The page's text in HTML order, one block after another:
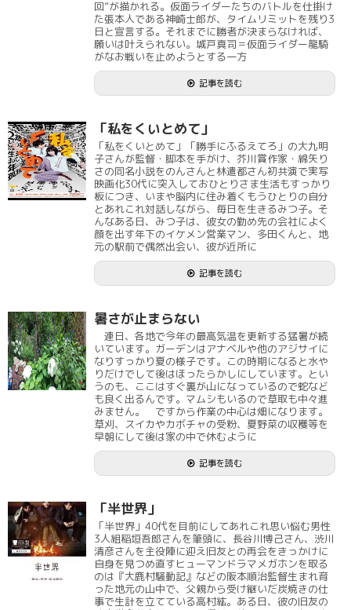
回”が描かれる。仮面ライダーたちのバトルを仕掛け
た張本人である神崎士郎が、タイムリミットを残り3
日と宣言する。それまでに勝者が決まらなければ、
願いは叶えられない。城戸真司＝仮面ライダー龍騎
がなお戦いを止めようとする一方
記事を読む
「私をくいとめて」
「私をくいとめて」「勝手にふるえてろ」の大九明
子さんが監督・脚本を手がけ、芥川賞作家・綿矢り
さの同名小説をのんさんと林遣都さん初共演で実写
映画化30代に突入しておひとりさま生活もすっかり
板につき、いまや脳内に住み着くもうひとりの自分
とあれこれ対話しながら、毎日を生きるみつ子。そ
んなある日、みつ子は、彼女の勤め先の会社によく
顔を出す年下のイケメン営業マン、多田くんと、地
元の駅前で偶然出会い、彼が近所に
記事を読む
暑さが止まらない
連日、各地で今年の最高気温を更新する猛暑が続
いています。ガーデンはアナベルや他のアジサイに
なりすっかり夏の様子です。この時期になると水や
りだけでして後はほったらかしにしています。とい
うのも、ここはすぐ裏が山になっているので蛇など
も良く出るんです。マムシもいるので草取も中々進
みません。 ですから作業の中心は畑になります。
草刈、スイカやカボチャの受粉、夏野菜の収穫等を
早朝にして後は家の中で休むように
記事を読む
「半世界」
「半世界」40代を目前にしてあれこれ思い悩む男性
3人組稲垣吾郎さんを筆頭に、長谷川博己さん、渋川
清彦さんを主役陣に迎え旧友との再会をきっかけに
自身を見つめ直すヒューマンドラマメガホンを取る
のは『大鹿村騒動記』などの阪本順治監督生まれ育
った地元の山中で、父親から受け継いだ炭焼きの仕
事で生計を立てている高村紘。ある日、彼の旧友の